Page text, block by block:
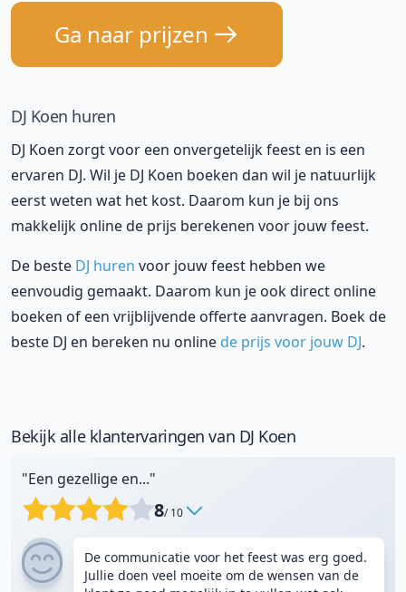
Ga naar prijzen
DJ Koen huren
DJ Koen zorgt voor een onvergetelijk feest en is een
ervaren DJ. Wil je DJ Koen boeken dan wil je natuurlijk
eerst weten wat het kost. Daarom kun je bij ons
makkelijk online de prijs berekenen voor jouw feest.
De beste DJ huren voor jouw feest hebben we
eenvoudig gemaakt. Daarom kun je ook direct online
boeken of een vrijblijvende offerte aanvragen. Boek de
beste DJ en bereken nu online de prijs voor jouw DJ.
Bekijk alle klantervaringen van DJ Koen
"Een gezellige en..."
8/ 10
De communicatie voor het feest was erg goed.
Jullie doen veel moeite om de wensen van de